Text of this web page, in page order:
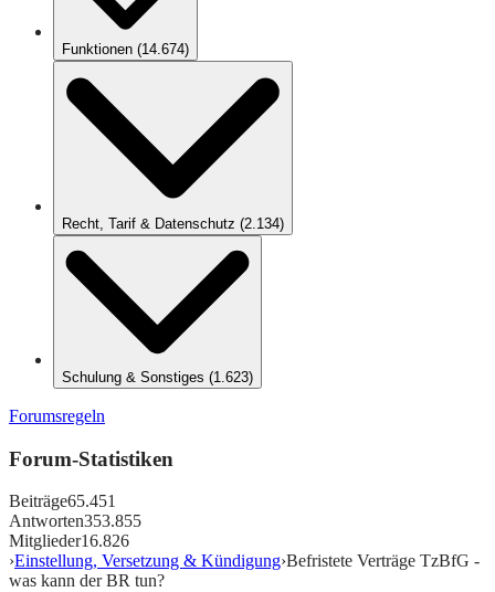
Funktionen (14.674)
Recht, Tarif & Datenschutz (2.134)
Schulung & Sonstiges (1.623)
Forumsregeln
Forum-Statistiken
Beiträge65.451
Antworten353.855
Mitglieder16.826
›Einstellung, Versetzung & Kündigung›Befristete Verträge TzBfG -
was kann der BR tun?